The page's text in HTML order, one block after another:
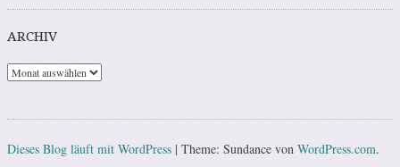
ARCHIV
Archiv
Dieses Blog läuft mit WordPress | Theme: Sundance von WordPress.com.